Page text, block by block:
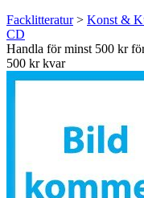
Facklitteratur> Konst &
CD
Handla för minst 500 kr
500 kr kvar